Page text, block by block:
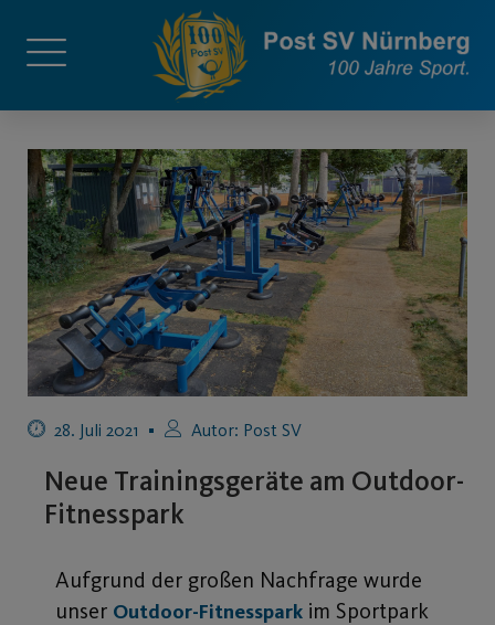
28. Juli 2021 Autor: Post SV
Neue Trainingsgeräte am Outdoor-
Fitnesspark
Aufgrund der großen Nachfrage wurde
unser Outdoor-Fitnesspark im Sportpark